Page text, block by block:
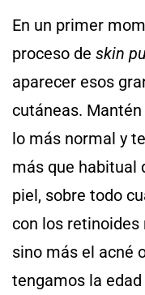
En un primer
proceso de skin
aparecer esos
cutáneas.
lo más normal y
más que habitual
piel, sobre todo
con los
sino más el acné
tengamos la